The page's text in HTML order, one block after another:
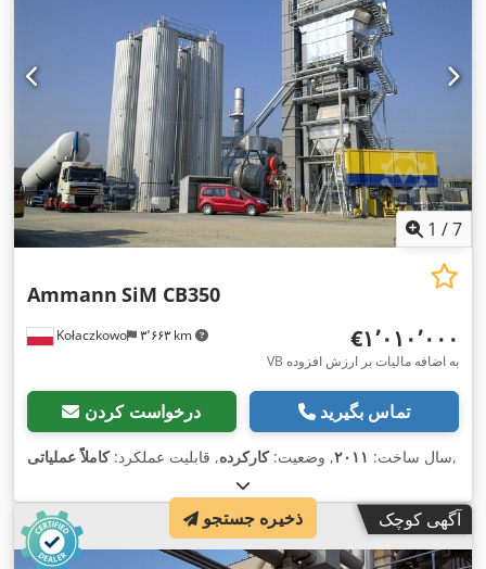
1 /7
Kołaczkowo ۳٬۶۶۳ km
Ammann SiM CB350
‎€۱٬۰۱۰٬۰۰۰
VB به اضافه مالیات بر ارزش افزوده
درخواست کردن تماس بگیرید
سال ساخت: ۲۰۱۱, وضعیت:کارکرده, قابلیت عملکرد:کاملاً عملیاتی ,
آگهی کوچک ذخیره جستجو